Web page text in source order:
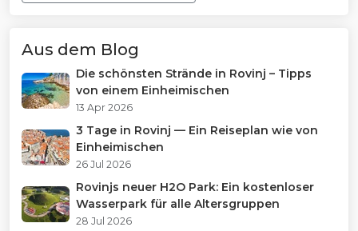
Aus dem Blog
Die schönsten Strände in Rovinj – Tipps
von einem Einheimischen
13 Apr 2026
3 Tage in Rovinj — Ein Reiseplan wie von
Einheimischen
26 Jul 2026
Rovinjs neuer H2O Park: Ein kostenloser
Wasserpark für alle Altersgruppen
28 Jul 2026